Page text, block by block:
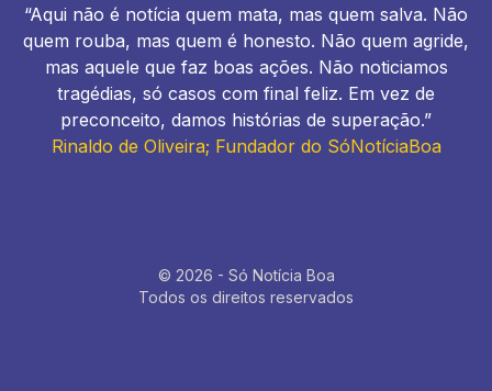
“Aqui não é notícia quem mata, mas quem salva. Não
quem rouba, mas quem é honesto. Não quem agride,
mas aquele que faz boas ações. Não noticiamos
tragédias, só casos com final feliz. Em vez de
preconceito, damos histórias de superação.”
Rinaldo de Oliveira; Fundador do SóNotíciaBoa
© 2026 - Só Notícia Boa
Todos os direitos reservados